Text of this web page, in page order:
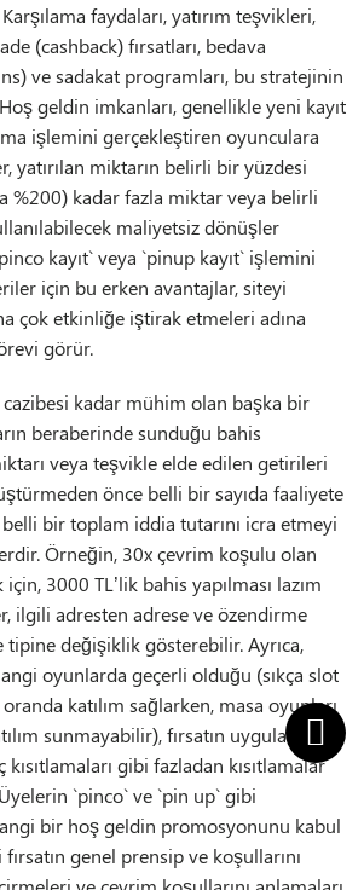
faydaları, yatırım teşvikleri,
(cashback) fırsatları, bedava
ve sadakat programları, bu stratejinin
geldin imkanları, genellikle yeni kayıt
işlemini gerçekleştiren oyunculara
yatırılan miktarın belirli bir yüzdesi
%200) kadar fazla miktar veya belirli
maliyetsiz dönüşler
kayıt` veya `pinup kayıt` işlemini
için bu erken avantajlar, siteyi
çok etkinliğe iştirak etmeleri adına
görür.
cazibesi kadar mühim olan başka bir
beraberinde sunduğu bahis
veya teşvikle elde edilen getirileri
önce belli bir sayıda faaliyete
bir toplam iddia tutarını icra etmeyi
Örneğin, 30x çevrim koşulu olan
3000 TL’lik bahis yapılması lazım
ilgili adresten adrese ve özendirme
değişiklik gösterebilir. Ayrıca,
oyunlarda geçerli olduğu (sıkça slot
katılım sağlarken, masa oyunları
sunmayabilir), fırsatın uygulama
gibi fazladan kısıtlamalar
`pinco` ve `pin up` gibi
bir hoş geldin promosyonunu kabul
genel prensip ve koşullarını